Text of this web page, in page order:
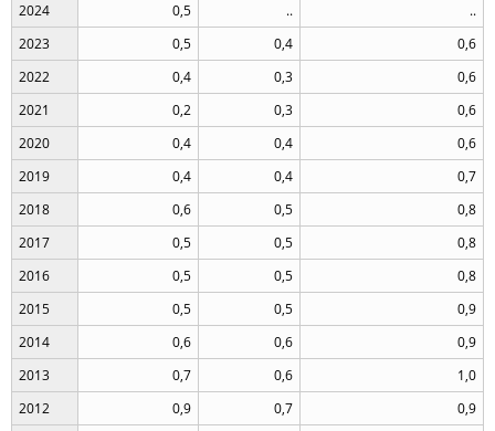
2024
0,5 ..
..
2023
0,5 0,4
0,6
2022
0,4 0,3
0,6
2021
0,2 0,3
0,6
2020
0,4 0,4
0,6
2019
0,4 0,4
0,7
2018
0,6 0,5
0,8
2017
0,5 0,5
0,8
2016
0,5 0,5
0,8
2015
0,5 0,5
0,9
2014
0,6 0,6
0,9
2013
0,7 0,6
1,0
2012
0,9 0,7
0,9